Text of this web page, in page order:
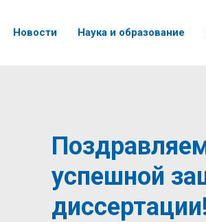
Новости Наука и образование
успешной